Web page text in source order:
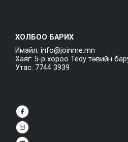
ХОЛБОО БАРИХ
Имэйл: info@joinme.mn
Хаяг: 5-р хороо Tedy төвийн
Утас: 7744 3939